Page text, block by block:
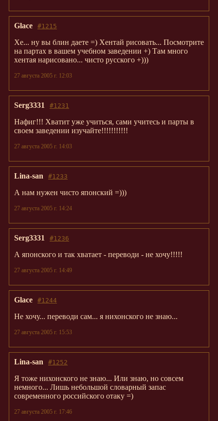
#1215
Glace
Хе... ну вы блин даете =) Хентай рисовать... Посмотрите
на партах в вашем учебном заведении +) Там много
хентая нарисовано... чисто русского +)))
27 августа 2005 г. 12:03
#1231
Serg3331
Нафиг!!! Хватит уже учиться, сами учитесь и парты в
своем заведении изучайте!!!!!!!!!!!
27 августа 2005 г. 14:03
#1233
Lina-san
А нам нужен чисто японский =)))
27 августа 2005 г. 14:24
#1236
Serg3331
А японского и так хватает - переводи - не хочу!!!!!
27 августа 2005 г. 14:49
#1244
Glace
Не хочу... переводи сам... я нихонского не знаю...
27 августа 2005 г. 15:53
#1252
Lina-san
Я тоже нихонского не знаю... Или знаю, но совсем
немного... Лишь небольшой словарный запас
современного российского отаку =)
27 августа 2005 г. 17:46